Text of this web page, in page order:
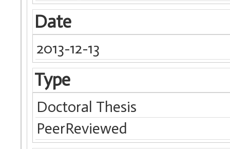
Date
2013-12-13
Type
Doctoral Thesis
PeerReviewed